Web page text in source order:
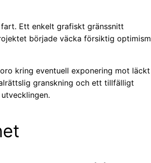
Ett enkelt grafiskt gränssnitt
började väcka försiktig optimism
kring eventuell exponering mot läckt
granskning och ett tillfälligt